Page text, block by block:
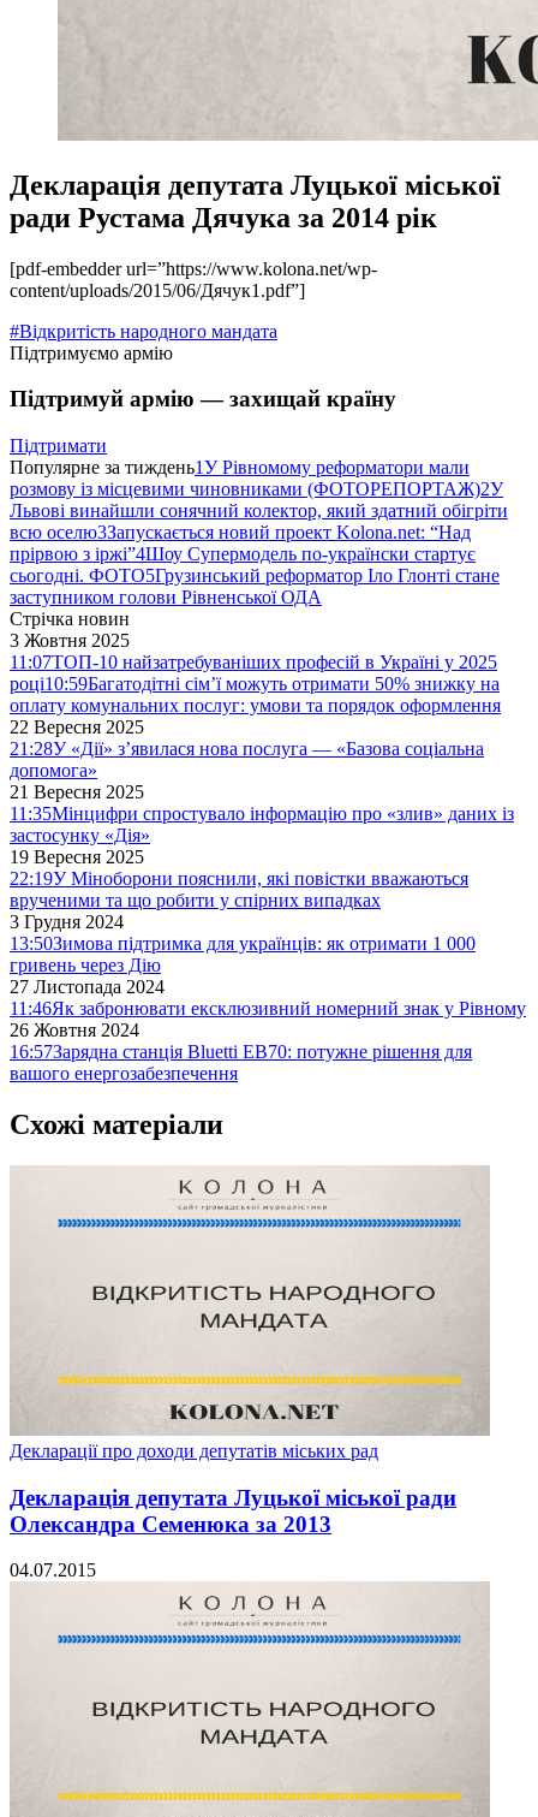
Декларація депутата Луцької міської
ради Рустама Дячука за 2014 рік
[pdf-embedder url=”https://www.kolona.net/wp-
content/uploads/2015/06/Дячук1.pdf”]
#Відкритість народного мандата
Підтримуємо армію
Підтримуй армію — захищай країну
Підтримати
Популярне за тиждень1У Рівномому реформатори мали
розмову із місцевими чиновниками (ФОТОРЕПОРТАЖ)2У
Львові винайшли сонячний колектор, який здатний обігріти
всю оселю3Запускається новий проект Kolona.net: “Над
прірвою з іржі”4Шоу Супермодель по-українски стартує
сьогодні. ФОТО5Грузинський реформатор Іло Глонті стане
заступником голови Рівненської ОДА
Стрічка новин
3 Жовтня 2025
11:07ТОП-10 найзатребуваніших професій в Україні у 2025
році10:59Багатодітні сім’ї можуть отримати 50% знижку на
оплату комунальних послуг: умови та порядок оформлення
22 Вересня 2025
21:28У «Дії» з’явилася нова послуга — «Базова соціальна
допомога»
21 Вересня 2025
11:35Мінцифри спростувало інформацію про «злив» даних із
застосунку «Дія»
19 Вересня 2025
22:19У Міноборони пояснили, які повістки вважаються
врученими та що робити у спірних випадках
3 Грудня 2024
13:50Зимова підтримка для українців: як отримати 1 000
гривень через Дію
27 Листопада 2024
11:46Як забронювати ексклюзивний номерний знак у Рівному
26 Жовтня 2024
16:57Зарядна станція Bluetti EB70: потужне рішення для
вашого енергозабезпечення
Схожі матеріали
Декларації про доходи депутатів міських рад
Декларація депутата Луцької міської ради
Олександра Семенюка за 2013
04.07.2015